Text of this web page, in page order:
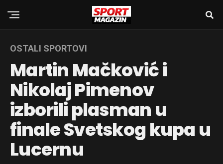
OSTALI SPORTOVI
Martin Mačković i
Nikolaj Pimenov
izborili plasman u
finale Svetskog kupa u
Lucernu